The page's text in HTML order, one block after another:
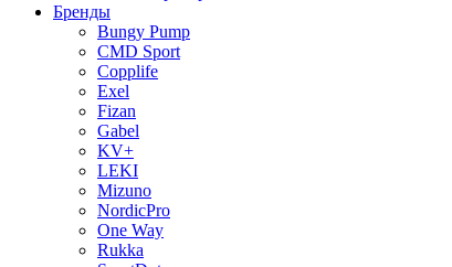
Бренды
Bungy Pump
CMD Sport
Copplife
Exel
Fizan
Gabel
KV+
LEKI
Mizuno
NordicPro
One Way
Rukka